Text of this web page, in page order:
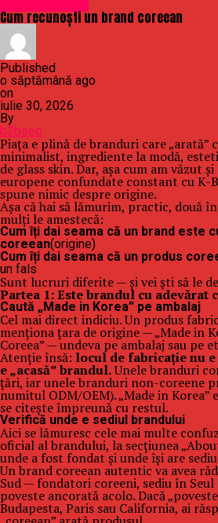
Cum recunoști un brand coreean
Published
o săptămână ago
on
iulie 30, 2026
By
b2bseo
Piața e plină de branduri care „arată”
minimalist, ingrediente la modă,
de glass skin. Dar, așa cum am văzut
europene confundate constant cu K-
spune nimic despre origine.
Așa că hai să lămurim, practic, două
mulți le amestecă:
Cum îți dai seama că un brand este
coreean(origine)
Cum îți dai seama că un produs
un fals
Sunt lucruri diferite — și vei ști să le
Partea 1: Este brandul cu adevărat
Caută „Made in Korea” pe ambalaj
Cel mai direct indiciu. Un produs
menționa țara de origine — „Made in
Coreea” — undeva pe ambalaj sau
Atenție însă: locul de fabricație nu
e „acasă” brandul.Unele branduri
țări, iar unele branduri non-coreene
numitul ODM/OEM). „Made in
se citește împreună cu restul.
Verifică unde e sediul brandului
Aici se lămuresc cele mai multe
oficial al brandului, la secțiunea
unde a fost fondat și unde își are
Un brand coreean autentic va avea
Sud — fondatori coreeni, sediu în Seul
poveste ancorată acolo. Dacă
Budapesta, Paris sau California, ai